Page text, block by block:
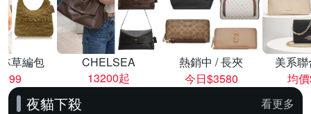
草編包
CHELSEA
13200起
熱銷中 / 長夾
今日$3580
美系
均
夜貓下殺 看更多